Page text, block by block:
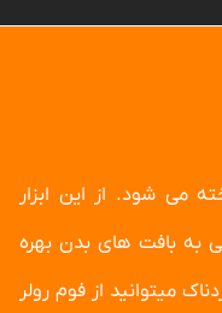
می شود. از این ابزار
به بافت های بدن بهره
میتوانید از فوم رولر